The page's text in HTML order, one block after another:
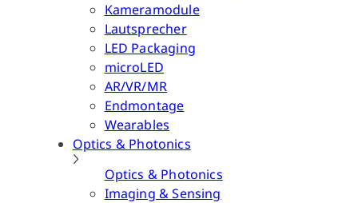
Kameramodule
Lautsprecher
LED Packaging
microLED
AR/VR/MR
Endmontage
Wearables
Optics & Photonics
Optics & Photonics
Imaging & Sensing